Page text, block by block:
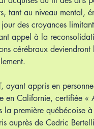
tant au niveau mental,
des croyances
appel à la
cérébraux
ayant appris en
en Californie, certifiée «
première québécoise
auprès de Cedric